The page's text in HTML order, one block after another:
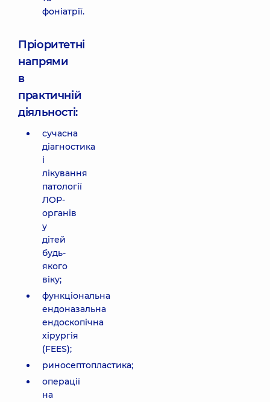
фоніатрії.
Пріоритетні
напрями
в
практичній
діяльності:
сучасна
діагностика
і
лікування
патології
ЛОР-
органів
у
дітей
будь-
якого
віку;
функціональна
ендоназальна
ендоскопічна
хірургія
(FEES);
риносептопластика;
операції
на